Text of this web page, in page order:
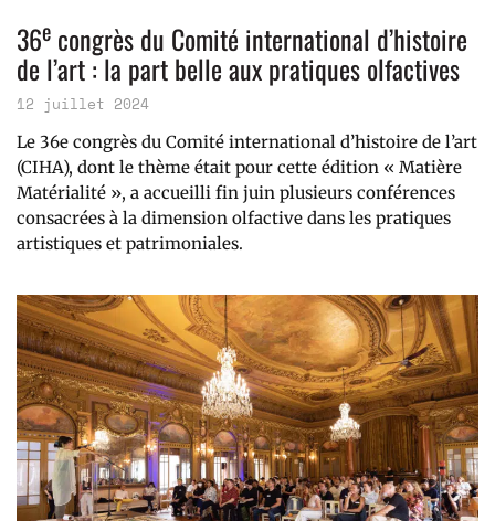
36e congrès du Comité international d’histoire
de l’art : la part belle aux pratiques olfactives
12 juillet 2024
Le 36e congrès du Comité international d’histoire de l’art
(CIHA), dont le thème était pour cette édition « Matière
Matérialité », a accueilli fin juin plusieurs conférences
consacrées à la dimension olfactive dans les pratiques
artistiques et patrimoniales.